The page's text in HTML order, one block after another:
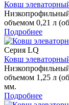
Ковш
объемом 0,21 л
Подробнее
Серия LQ
Ковш
объемом 1,25 л
мм.
Подробнее